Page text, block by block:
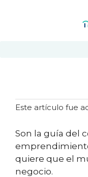
Este artículo fue
Son la guía del
quiere que el
negocio.